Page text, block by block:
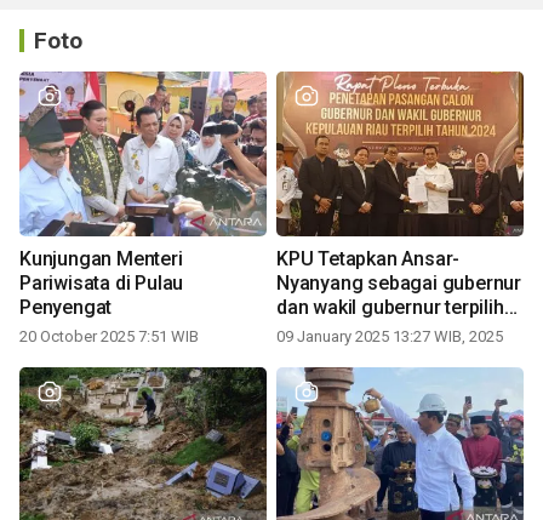
Foto
Kunjungan Menteri
Pariwisata di Pulau
Penyengat
20 October 2025 7:51 WIB
KPU Tetapkan Ansar-
Nyanyang sebagai gubernur
dan wakil gubernur terpilih
periode 2025-2030
09 January 2025 13:27 WIB, 2025